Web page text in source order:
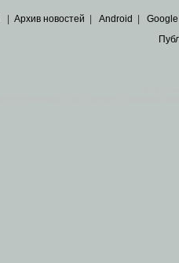
| Архив новостей | Android | Google